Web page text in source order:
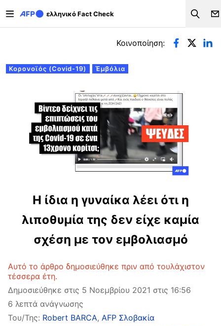
ελληνικό Fact Check
Search
Πρωτεύουσες καρτέλες
Κορονοϊός (Covid-19) Έμβόλια
Κοινοποίηση:
Η ίδια η γυναίκα λέει ότι η
λιποθυμία της δεν είχε καμία
σχέση με τον εμβολιασμό
Αυτό το άρθρο δημοσιεύθηκε πριν από τουλάχιστον
τέσσερα έτη.
Δημοσιεύθηκε στις 5 Νοεμβρίου 2021 στις 16:56
6 λεπτά ανάγνωσης
Του/Της: Robert BARCA, AFP Σλοβακία